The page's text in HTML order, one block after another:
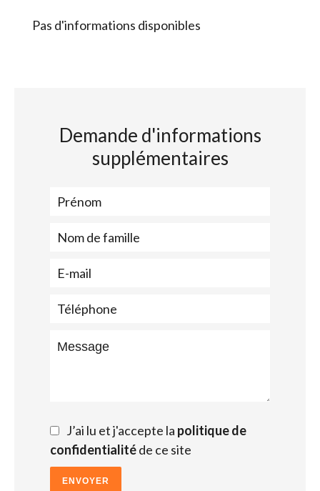
Pas d'informations disponibles
Demande d'informations
supplémentaires
J’ai lu et j'accepte la politique de
confidentialitéde ce site
ENVOYER